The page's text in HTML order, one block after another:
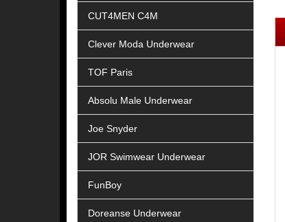
CUT4MEN C4M
Clever Moda Underwear
TOF Paris
Absolu Male Underwear
Joe Snyder
JOR Swimwear Underwear
FunBoy
Doreanse Underwear